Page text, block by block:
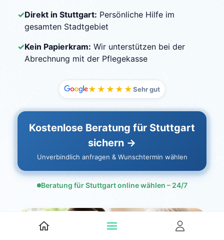
✓Direkt in Stuttgart: Persönliche Hilfe im
gesamten Stadtgebiet
✓Kein Papierkram: Wir unterstützen bei der
Abrechnung mit der Pflegekasse
★★★★★Sehr gut
Kostenlose Beratung für Stuttgart
sichern →
Unverbindlich anfragen & Wunschtermin wählen
Beratung für Stuttgart online wählen – 24/7